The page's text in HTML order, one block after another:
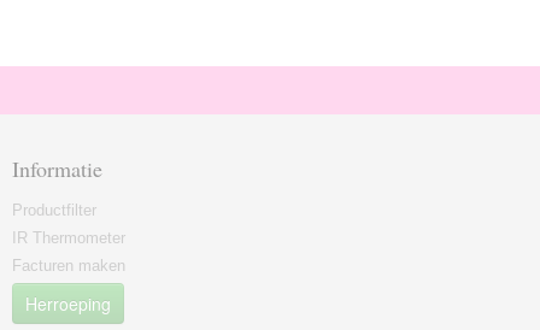
Informatie
Productfilter
IR Thermometer
Facturen maken
Herroeping